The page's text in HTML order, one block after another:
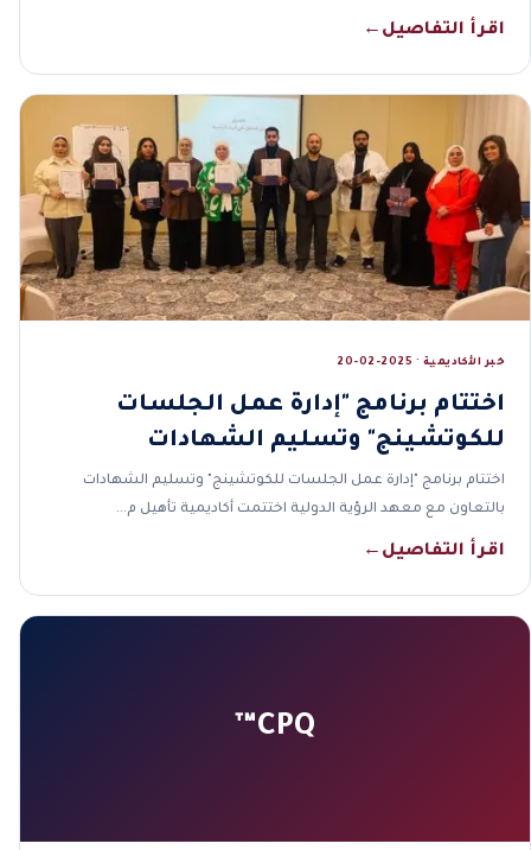
اقرأ التفاصيل ←
خبر الأكاديمية · 2025-02-20
اختتام برنامج "إدارة عمل الجلسات
للكوتشينج" وتسليم الشهادات
اختتام برنامج "إدارة عمل الجلسات للكوتشينج" وتسليم الشهادات
بالتعاون مع معهد الرؤية الدولية اختتمت أكاديمية تأهيل م…
اقرأ التفاصيل ←
CPQ™